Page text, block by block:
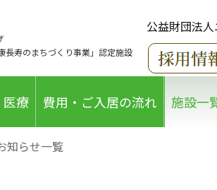
公益財団法
長寿のまちづくり事業」認定施設
療 費用・ご入居の流れ 施設一
知らせ一覧